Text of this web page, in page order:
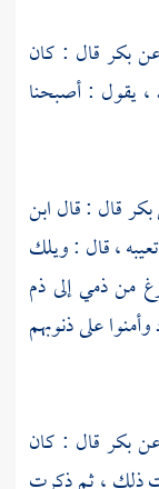
بكرقال : كان
، يقول : أصبحنا
بكرقال : قالابن
، قال : ويلك
من ذمي إلى ذم
على ذنوبهم
بكرقال : كان